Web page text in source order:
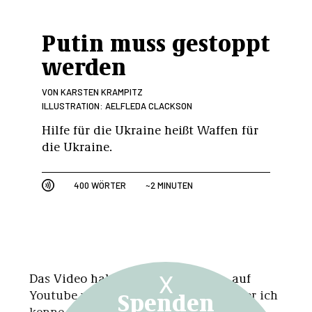
Putin muss gestoppt
werden
VON KARSTEN KRAMPITZ
ILLUSTRATION: AELFLEDA CLACKSON
Hilfe für die Ukraine heißt Waffen für
die Ukraine.
400 WÖRTER ~2 MINUTEN
Das Video habe ich nicht gesehen, auf
Youtube wurde es sofort gelöscht. Aber ich
X
Spenden